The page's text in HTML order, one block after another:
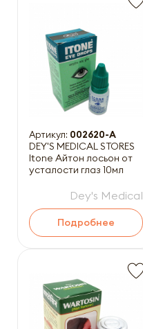
Артикул: 002620-A
DEY'S MEDICAL STORES
Itone Айтон лосьон от
усталости глаз 10мл
Dey's Medical
Подробнее